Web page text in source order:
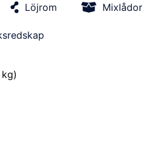
Löjrom Mixlådor